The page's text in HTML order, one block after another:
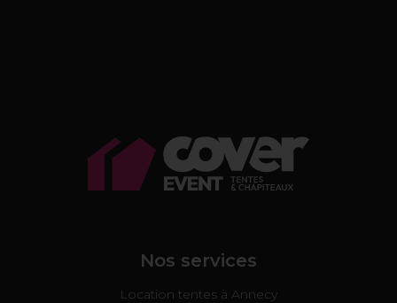
Nos services
Location tentes à Annecy